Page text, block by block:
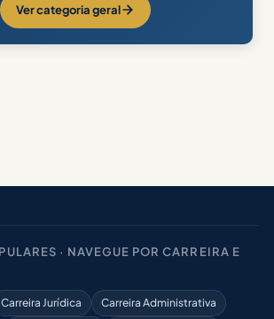
Ver categoria geral
· NAVEGUE POR CARREIRA E
Carreira Jurídica
Carreira Administrativa